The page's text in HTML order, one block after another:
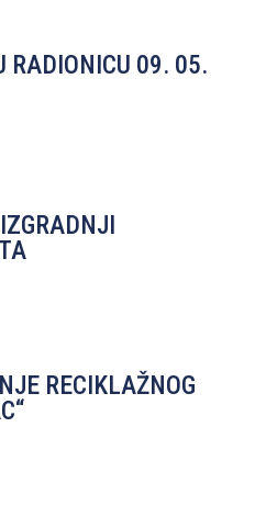
RADIONICU 09. 05.
RECIKLAŽNOG